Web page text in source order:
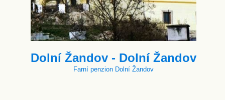
Dolní Žandov - Dolní Žandov
Farní penzion Dolní Žandov